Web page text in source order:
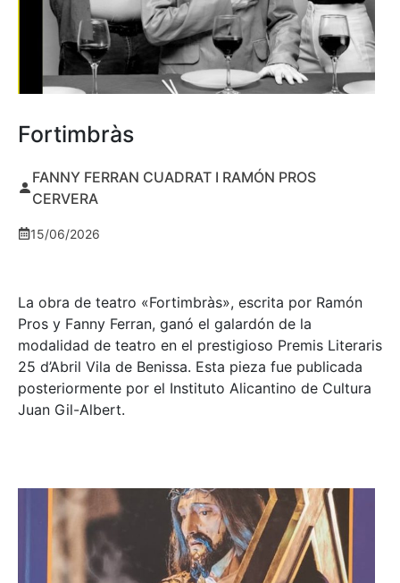
Fortimbràs
FANNY FERRAN CUADRAT I RAMÓN PROS
CERVERA
15/06/2026
La obra de teatro «Fortimbràs», escrita por Ramón
Pros y Fanny Ferran, ganó el galardón de la
modalidad de teatro en el prestigioso Premis Literaris
25 d’Abril Vila de Benissa. Esta pieza fue publicada
posteriormente por el Instituto Alicantino de Cultura
Juan Gil-Albert.